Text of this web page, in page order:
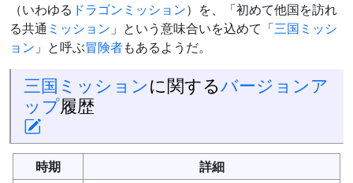
（いわゆる ドラゴンミッション）を、「初めて他国を訪れ
る共通 ミッション 」という意味合いを込めて「三国ミッシ
ョン 」と呼ぶ冒険者もあるようだ。
三国ミッションに関するバージョンア
ップ履歴
時期
詳細